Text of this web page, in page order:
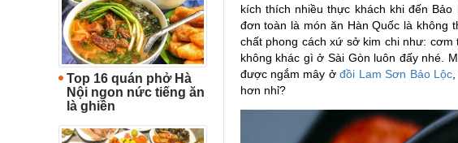
Top 16 quán phở Hà
Nội ngon nức tiếng ăn
là ghiền
kích thích nhiều thực khách khi đến
đơn toàn là món ăn Hàn Quốc là không
chất phong cách xứ sở kim chi như:
không khác gì ở Sài Gòn luôn đấy nhé.
được ngắm mây ởđồi Lam Sơn Bảo Lộc
hơn nhỉ?